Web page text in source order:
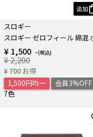
追加
スロギー
¥ 1,500
¥ 2,200
¥ 700 お得
1,500円均一
会員3%OFF
7色